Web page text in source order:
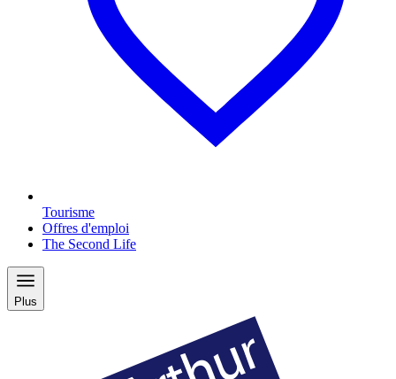
Tourisme
Offres d'emploi
The Second Life
Plus